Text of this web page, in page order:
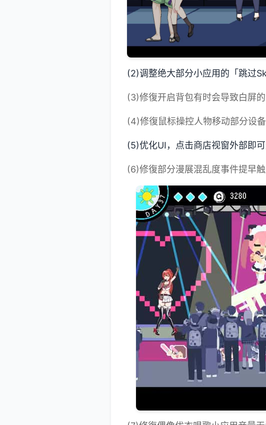
(2)调整绝大部分小应用的「跳过
(3)修復开启背包有时会导致白屏的
(4)修復鼠标操控人物移动部分设
(5)优化UI，点击商店视窗外部即可
(6)修復部分漫展混乱度事件提早触